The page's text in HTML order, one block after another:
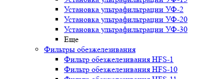
Установка ультрафильтрации УФ-2
Установка ультрафильтрации УФ-20
Установка ультрафильтрации УФ-30
Еще
Фильтры обезжелезивания
Фильтр обезжелезивания HFS-1
Фильтр обезжелезивания HFS-10